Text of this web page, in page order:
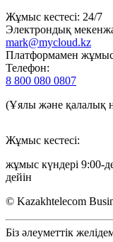
Жұмыс кестесі: 24/7
Электрондық
mark@mycloud.kz
Платформамен жұмыс
Телефон:
8 800 080 0807
(Ұялы және қалалық
Жұмыс кестесі:
жұмыс күндері 9:00-
дейін
© Kazakhtelecom
Біз әлеуметтік